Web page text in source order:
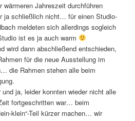
wärmeren Jahreszeit durchführen
ja schließlich nicht… für einen Studio-
meldeten sich allerdings sogleich
ist es ja auch warm
wird dann abschließend entschieden,
für die neue Ausstellung im
die Rahmen stehen alle beim
ja, leider konnten wieder nicht alle
fortgeschritten war… beim
klein“-Teil kürzer machen… wir